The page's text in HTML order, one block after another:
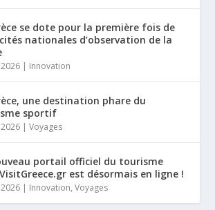
se dote pour la première fois de
nationales d’observation de la
2026 | Innovation
une destination phare du
sportif
2026 |Voyages
portail officiel du tourisme
est désormais en ligne !
2026 | Innovation,Voyages